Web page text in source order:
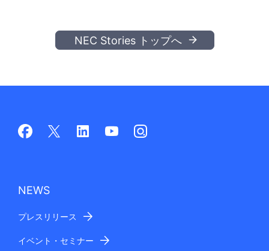
NEC Stories トップへ
NEWS
プレスリリース
イベント・セミナー